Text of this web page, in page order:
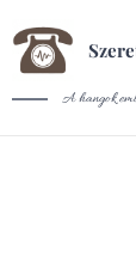
A hangok